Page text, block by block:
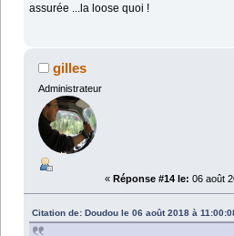
assurée ...la loose quoi !
gilles
Administrateur
« Réponse #14 le: 06 août
Citation de: Doudou le 06 août 2018 à